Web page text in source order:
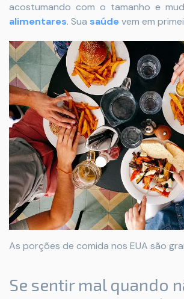
acostumando com o tamanho e
alimentares. Sua saúdevem em
As porções de comida nos EUA são
Se sentir mal quando